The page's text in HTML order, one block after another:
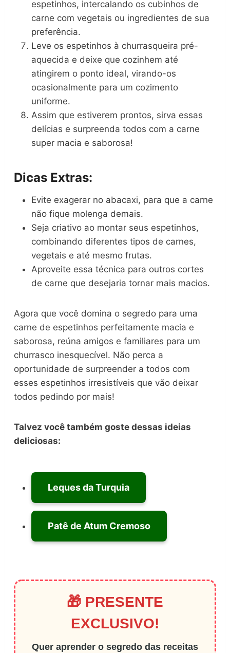
espetinhos, intercalando os cubinhos de
carne com vegetais ou ingredientes de sua
preferência.
Leve os espetinhos à churrasqueira pré-
aquecida e deixe que cozinhem até
atingirem o ponto ideal, virando-os
ocasionalmente para um cozimento
uniforme.
Assim que estiverem prontos, sirva essas
delícias e surpreenda todos com a carne
super macia e saborosa!
Dicas Extras:
Evite exagerar no abacaxi, para que a carne
não fique molenga demais.
Seja criativo ao montar seus espetinhos,
combinando diferentes tipos de carnes,
vegetais e até mesmo frutas.
Aproveite essa técnica para outros cortes
de carne que desejaria tornar mais macios.
Agora que você domina o segredo para uma
carne de espetinhos perfeitamente macia e
saborosa, reúna amigos e familiares para um
churrasco inesquecível. Não perca a
oportunidade de surpreender a todos com
esses espetinhos irresistíveis que vão deixar
todos pedindo por mais!
Talvez você também goste dessas ideias
deliciosas:
Leques da Turquia
Patê de Atum Cremoso
🎁 PRESENTE
EXCLUSIVO!
Quer aprender o segredo das receitas